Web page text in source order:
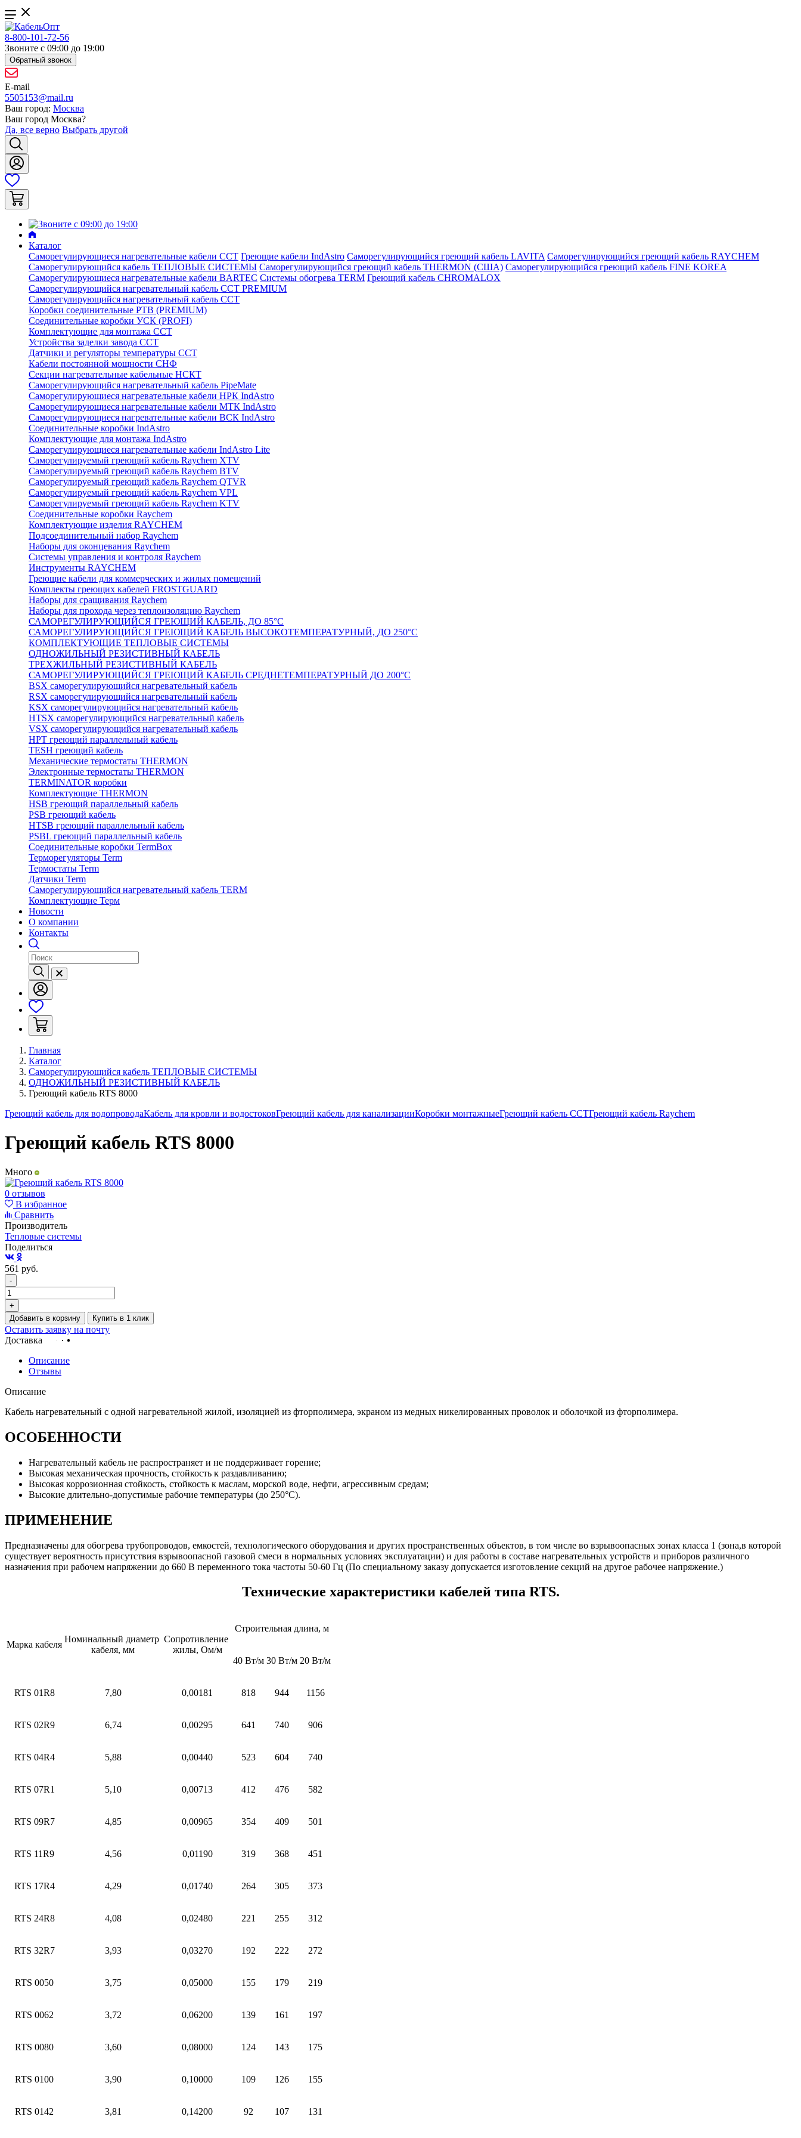
8-800-101-72-56
Звоните с 09:00 до 19:00
Обратный звонок
E-mail
5505153@mail.ru
Ваш город: Москва
Ваш город Москва?
Да, все верно Выбрать другой
Каталог
Саморегулирующиеся нагревательные кабели ССТ Греющие кабели IndAstro Саморегулирующийся греющий кабель LAVITA Саморегулирующийся греющий кабель RAYCHEM
Саморегулирующийся кабель ТЕПЛОВЫЕ СИСТЕМЫ Саморегулирующийся греющий кабель THERMON (США) Саморегулирующийся греющий кабель FINE KOREA
Саморегулирующиеся нагревательные кабели BARTEC Системы обогрева TERM Греющий кабель CHROMALOX
Саморегулирующийся нагревательный кабель ССТ PREMIUM
Саморегулирующийся нагревательный кабель ССТ
Коробки соединительные РТВ (PREMIUM)
Соединительные коробки УСК (PROFI)
Комплектующие для монтажа ССТ
Устройства заделки завода ССТ
Датчики и регуляторы температуры ССТ
Кабели постоянной мощности СНФ
Секции нагревательные кабельные НСКТ
Саморегулирующийся нагревательный кабель PipeMate
Саморегулирующиеся нагревательные кабели НРК IndAstro
Саморегулирующиеся нагревательные кабели МТК IndAstro
Саморегулирующиеся нагревательные кабели ВСК IndAstro
Соединительные коробки IndAstro
Комплектующие для монтажа IndAstro
Саморегулирующиеся нагревательные кабели IndAstro Lite
Саморегулируемый греющий кабель Raychem XTV
Саморегулируемый греющий кабель Raychem BTV
Саморегулируемый греющий кабель Raychem QTVR
Саморегулируемый греющий кабель Raychem VPL
Саморегулируемый греющий кабель Raychem KTV
Соединительные коробки Raychem
Комплектующие изделия RAYCHEM
Подсоединительный набор Raychem
Наборы для оконцевания Raychem
Системы управления и контроля Raychem
Инструменты RAYCHEM
Греющие кабели для коммерческих и жилых помещений
Комплекты греющих кабелей FROSTGUARD
Наборы для сращивания Raychem
Наборы для прохода через теплоизоляцию Raychem
САМОРЕГУЛИРУЮЩИЙСЯ ГРЕЮЩИЙ КАБЕЛЬ, ДО 85°С
САМОРЕГУЛИРУЮЩИЙСЯ ГРЕЮЩИЙ КАБЕЛЬ ВЫСОКОТЕМПЕРАТУРНЫЙ, ДО 250°С
КОМПЛЕКТУЮЩИЕ ТЕПЛОВЫЕ СИСТЕМЫ
ОДНОЖИЛЬНЫЙ РЕЗИСТИВНЫЙ КАБЕЛЬ
ТРЕХЖИЛЬНЫЙ РЕЗИСТИВНЫЙ КАБЕЛЬ
САМОРЕГУЛИРУЮЩИЙСЯ ГРЕЮЩИЙ КАБЕЛЬ СРЕДНЕТЕМПЕРАТУРНЫЙ ДО 200°С
BSX саморегулирующийся нагревательный кабель
RSX саморегулирующийся нагревательный кабель
KSX саморегулирующийся нагревательный кабель
HTSX саморегулирующийся нагревательный кабель
VSX саморегулирующийся нагревательный кабель
НРТ греющий параллельный кабель
TESH греющий кабель
Механические термостаты THERMON
Электронные термостаты THERMON
TERMINATOR коробки
Комплектующие THERMON
HSB греющий параллельный кабель
PSB греющий кабель
HTSB греющий параллельный кабель
PSBL греющий параллельный кабель
Соединительные коробки TermBox
Терморегуляторы Term
Термостаты Term
Датчики Term
Саморегулирующийся нагревательный кабель TERM
Комплектующие Терм
Новости
О компании
Контакты
Главная
Каталог
Саморегулирующийся кабель ТЕПЛОВЫЕ СИСТЕМЫ
ОДНОЖИЛЬНЫЙ РЕЗИСТИВНЫЙ КАБЕЛЬ
Греющий кабель RTS 8000
Греющий кабель для водопроводаКабель для кровли и водостоковГреющий кабель для канализацииКоробки монтажныеГреющий кабель ССТГреющий кабель Raychem
Греющий кабель RTS 8000
Много
0 отзывов
В избранное
Сравнить
Производитель
Тепловые системы
Поделиться
561 руб.
-
+
Добавить в корзину
Купить в 1 клик
Оставить заявку на почту
Доставка
Описание
Отзывы
Описание
Кабель нагревательный с одной нагревательной жилой, изоляцией из фторполимера, экраном из медных никелированных проволок и оболочкой из фторполимера.
ОСОБЕННОСТИ
Нагревательный кабель не распространяет и не поддерживает горение;
Высокая механическая прочность, стойкость к раздавливанию;
Высокая коррозионная стойкость, стойкость к маслам, морской воде, нефти, агрессивным средам;
Высокие длительно-допустимые рабочие температуры (до 250°С).
ПРИМЕНЕНИЕ
Предназначены для обогрева трубопроводов, емкостей, технологического оборудования и других пространственных объектов, в том числе во взрывоопасных зонах класса 1 (зона,в которой
существует вероятность присутствия взрывоопасной газовой смеси в нормальных условиях эксплуатации) и для работы в составе нагревательных устройств и приборов различного
назначения при рабочем напряжении до 660 В переменного тока частоты 50-60 Гц (По специальному заказу допускается изготовление секций на другое рабочее напряжение.)
Технические характеристики кабелей типа RTS.
Марка кабеля
Номинальный диаметр
кабеля, мм
Сопротивление
жилы, Ом/м
Строительная длина, м
40 Вт/м 30 Вт/м 20 Вт/м
RTS 01R8 7,80 0,00181 818 944 1156
RTS 02R9 6,74 0,00295 641 740 906
RTS 04R4 5,88 0,00440 523 604 740
RTS 07R1 5,10 0,00713 412 476 582
RTS 09R7 4,85 0,00965 354 409 501
RTS 11R9 4,56 0,01190 319 368 451
RTS 17R4 4,29 0,01740 264 305 373
RTS 24R8 4,08 0,02480 221 255 312
RTS 32R7 3,93 0,03270 192 222 272
RTS 0050 3,75 0,05000 155 179 219
RTS 0062 3,72 0,06200 139 161 197
RTS 0080 3,60 0,08000 124 143 175
RTS 0100 3,90 0,10000 109 126 155
RTS 0142 3,81 0,14200 92 107 131